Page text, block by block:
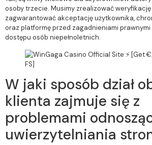
osoby trzecie. Musimy zrealizować weryfikację
zagwarantować akceptację użytkownika,
oraz platformę przed zagadnieniami prawnymi
dostępu osób niepełnoletnich.
W jaki sposób dział
klienta zajmuje się z
problemami
uwierzytelniania